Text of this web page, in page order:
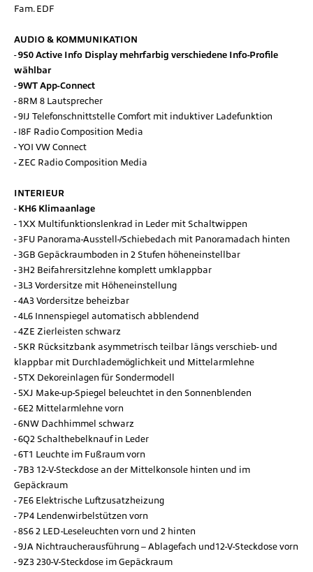
Fam. EDF
AUDIO & KOMMUNIKATION
9S0 Active Info Display mehrfarbig verschiedene Info-Profile
wählbar
9WT App-Connect
8RM 8 Lautsprecher
9IJ Telefonschnittstelle Comfort mit induktiver Ladefunktion
I8F Radio Composition Media
YOI VW Connect
ZEC Radio Composition Media
INTERIEUR
KH6 Klimaanlage
1XX Multifunktionslenkrad in Leder mit Schaltwippen
3FU Panorama-Ausstell-/Schiebedach mit Panoramadach hinten
3GB Gepäckraumboden in 2 Stufen höheneinstellbar
3H2 Beifahrersitzlehne komplett umklappbar
3L3 Vordersitze mit Höheneinstellung
4A3 Vordersitze beheizbar
4L6 Innenspiegel automatisch abblendend
4ZE Zierleisten schwarz
5KR Rücksitzbank asymmetrisch teilbar längs verschieb- und
klappbar mit Durchlademöglichkeit und Mittelarmlehne
5TX Dekoreinlagen für Sondermodell
5XJ Make-up-Spiegel beleuchtet in den Sonnenblenden
6E2 Mittelarmlehne vorn
6NW Dachhimmel schwarz
6Q2 Schalthebelknauf in Leder
6T1 Leuchte im Fußraum vorn
7B3 12-V-Steckdose an der Mittelkonsole hinten und im
Gepäckraum
7E6 Elektrische Luftzusatzheizung
7P4 Lendenwirbelstützen vorn
8S6 2 LED-Leseleuchten vorn und 2 hinten
9JA Nichtraucherausführung – Ablagefach und12-V-Steckdose vorn
9Z3 230-V-Steckdose im Gepäckraum